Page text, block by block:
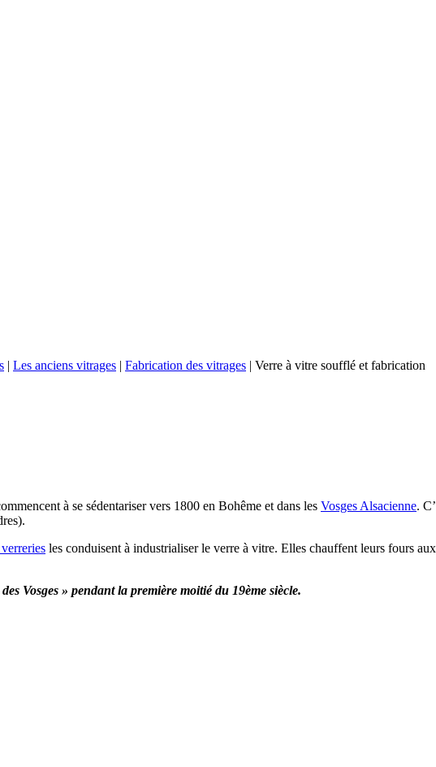
| Les anciens vitrages | Fabrication des vitrages | Verre à vitre soufflé et fabrication
à se sédentariser vers 1800 en Bohême et dans les Vosges Alsacienne.
les conduisent à industrialiser le verre à vitre. Elles chauffent leurs fours
Vosges » pendant la première moitié du 19ème siècle.